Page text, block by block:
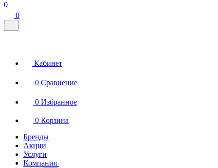
0
0
Кабинет
0 Сравнение
0 Избранное
0 Корзина
Бренды
Акции
Услуги
Компания